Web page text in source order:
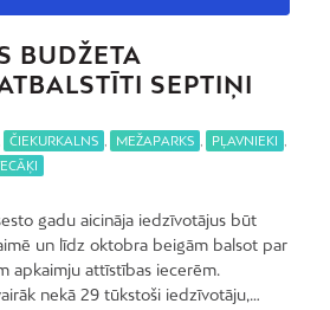
BUDŽETA
SEPTIŅI
ČIEKURKALNS MEŽAPARKS PĻAVNIEKI
gadu aicināja iedzīvotājus būt
un līdz oktobra beigām balsot par
apkaimju attīstības iecerēm.
nekā 29 tūkstoši iedzīvotāju,…